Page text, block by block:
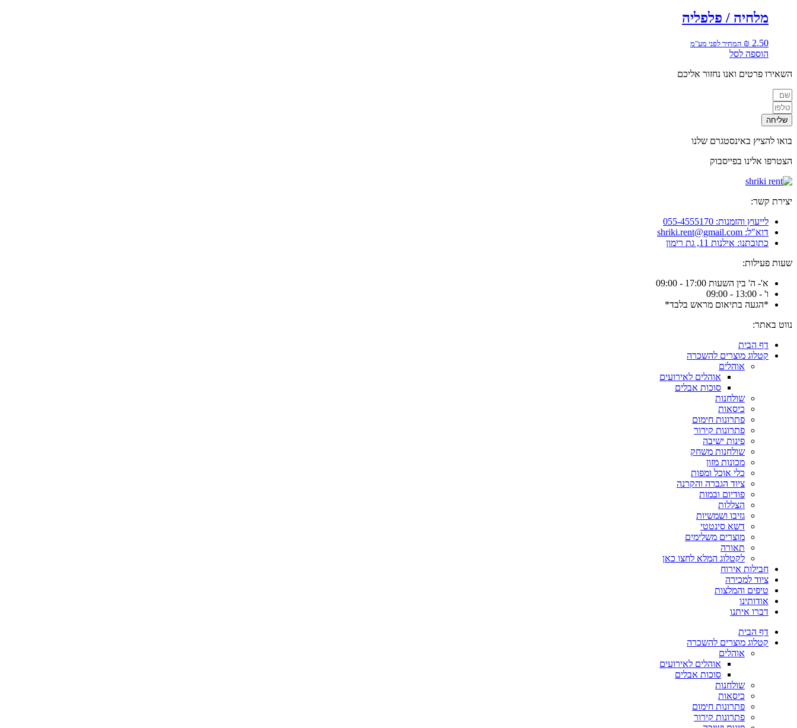
מלחיה / פלפליה
₪ 2.50 המחיר לפני מע"מ
הוספה לסל
השאירו פרטים ואנו נחזור אליכם
שליחה
בואו להציץ באינסטגרם שלנו
הצטרפו אלינו בפייסבוק
יצירת קשר:
לייעוץ והזמנות: 055-4555170
דוא"ל: shriki.rent@gmail.com
כתובתנו: אילנות 11, גת רימון
שעות פעילות:
א'- ה' בין השעות 17:00 - 09:00
ו' - 13:00 - 09:00
*הגעה בתיאום מראש בלבד*
נווט באתר:
דף הבית
קטלוג מוצרים להשכרה
אוהלים
אוהלים לאירועים
סוכות אבלים
שולחנות
כיסאות
פתרונות חימום
פתרונות קירור
פינות ישיבה
שולחנות משחק
מכונות מזון
כלי אוכל ומפות
ציוד הגברה והקרנה
פודיום ובמות
הצללות
גזיבו ושמשיות
דשא סינטטי
מוצרים משלימים
תאורה
לקטלוג המלא לחצו כאן
חבילות אירוח
ציוד למכירה
טיפים והמלצות
אודותינו
דברו איתנו
דף הבית
קטלוג מוצרים להשכרה
אוהלים
אוהלים לאירועים
סוכות אבלים
שולחנות
כיסאות
פתרונות חימום
פתרונות קירור